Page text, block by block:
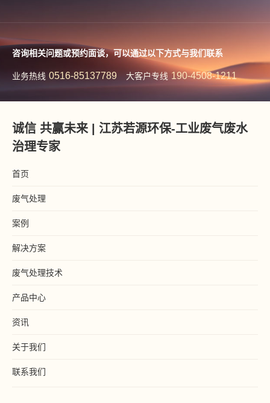
咨询相关问题或预约面谈，可以通过以下方式与我们联系
业务热线 0516-85137789 大客户专线 190-4508-1211
诚信 共赢未来 | 江苏若源环保-工业废气废水
治理专家
首页
废气处理
案例
解决方案
废气处理技术
产品中心
资讯
关于我们
联系我们